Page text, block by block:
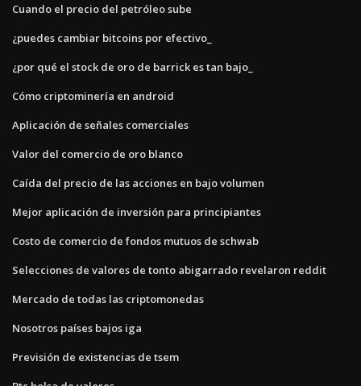
Cuando el precio del petróleo sube
¿puedes cambiar bitcoins por efectivo_
¿por qué el stock de oro de barrick es tan bajo_
Cómo criptominería en android
Aplicación de señales comerciales
Valor del comercio de oro blanco
Caída del precio de las acciones en bajo volumen
Mejor aplicación de inversión para principiantes
Costo de comercio de fondos mutuos de schwab
Selecciones de valores de tonto abigarrado revelaron reddit
Mercado de todas las criptomonedas
Nosotros países bajos iga
Previsión de existencias de tsem